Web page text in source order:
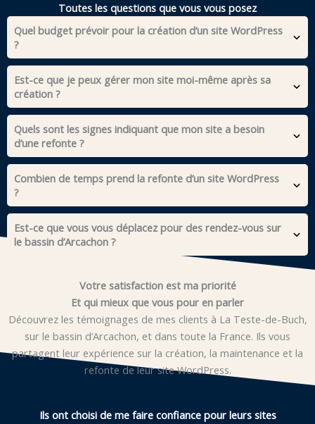
Toutes les questions que vous vous posez
Quel budget prévoir pour la création d’un site WordPress
?
Est-ce que je peux gérer mon site moi-même après sa
création ?
Quels sont les signes indiquant que mon site a besoin
d’une refonte ?
Combien de temps prend la refonte d’un site WordPress
?
Est-ce que vous vous déplacez pour des rendez-vous sur
le bassin d’Arcachon ?
Votre satisfaction est ma priorité
Et qui mieux que vous pour en parler
Découvrez les témoignages de mes clients à La Teste-de-Buch,
sur le bassin d’Arcachon, et dans toute la France. Ils vous
partagent leur expérience sur la création, la maintenance et la
refonte de leur site WordPress.
Ils ont choisi de me faire confiance pour leurs sites